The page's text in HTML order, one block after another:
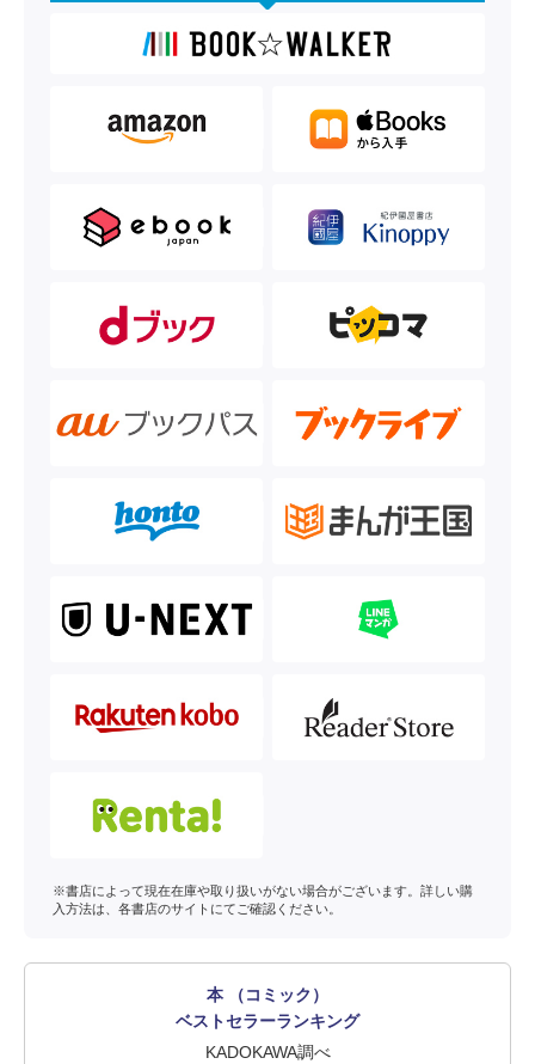
※書店によって現在在庫や取り扱いがない場合がございます。詳しい購
入方法は、各書店のサイトにてご確認ください。
本 （コミック）
ベストセラーランキング
KADOKAWA調べ